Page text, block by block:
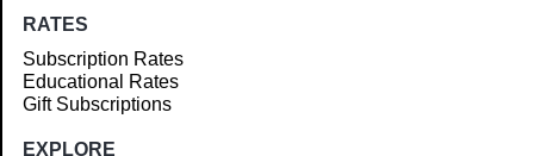
RATES
Subscription Rates
Educational Rates
Gift Subscriptions
EXPLORE